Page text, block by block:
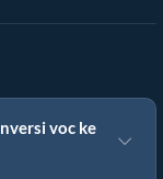
voc ke